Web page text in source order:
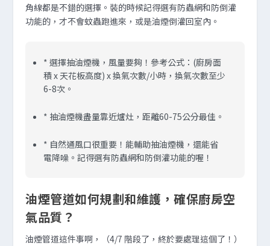
角線都是不錯的選擇。裝的時候記得選有防蟲網和防倒灌
功能的，才不會蚊蟲跑進來，或是油煙倒灌回室內。
* 選擇抽油煙機，風量要夠！參考公式：(廚房面
積 x 天花板高度) x 換氣次數/小時，換氣次數至少
6-8次。
* 抽油煙機盡量靠近爐灶，距離60-75公分最佳。
* 自然通風口很重要！能輔助抽油煙機，還能省
電降噪。記得選有防蟲網和防倒灌功能的喔！
油煙管道如何規劃和維護，確保廚房空
氣品質？
油煙管道這件事啊，（4/7 階段了，終於要處理這個了！）